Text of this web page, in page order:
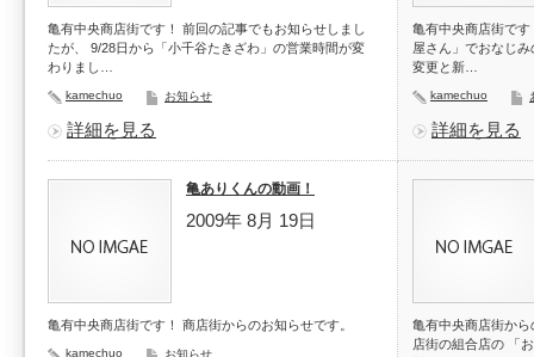
亀有中央商店街です！ 前回の記事でもお知らせしまし
たが、 9/28日から「小千谷たきざわ」の営業時間が変
わりまし…
kamechuo お知らせ
詳細を見る
亀有中央商店街で
屋さん」でおなじ
変更と新…
kamechuo
詳細を見る
亀ありくんの動画！
2009年 8月 19日
亀有中央商店街です！ 商店街からのお知らせです。
kamechuo お知らせ
亀有中央商店街か
店街の組合店の 「